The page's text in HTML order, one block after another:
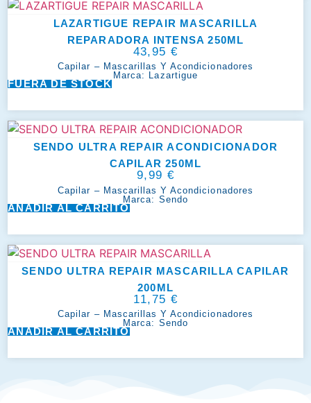
LAZARTIGUE REPAIR MASCARILLA
REPARADORA INTENSA 250ML
43,95 €
Capilar – Mascarillas Y Acondicionadores
Marca: Lazartigue
FUERA DE STOCK
SENDO ULTRA REPAIR ACONDICIONADOR
CAPILAR 250ML
9,99 €
Capilar – Mascarillas Y Acondicionadores
Marca: Sendo
AÑADIR AL CARRITO
SENDO ULTRA REPAIR MASCARILLA CAPILAR
200ML
11,75 €
Capilar – Mascarillas Y Acondicionadores
Marca: Sendo
AÑADIR AL CARRITO